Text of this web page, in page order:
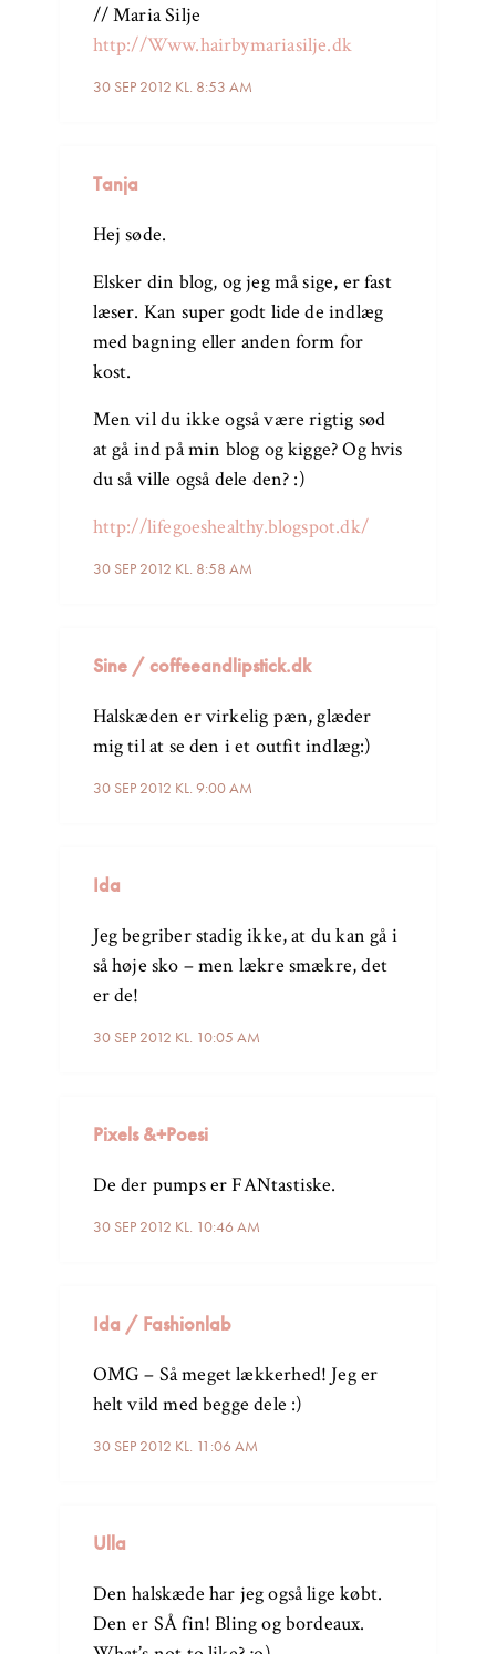
30 SEP 2012 KL. 8:53 AM
// Maria Silje
http://Www.hairbymariasilje.dk
Tanja
30 SEP 2012 KL. 8:58 AM
Hej søde.
Elsker din blog, og jeg må sige, er fast
læser. Kan super godt lide de indlæg
med bagning eller anden form for
kost.
Men vil du ikke også være rigtig sød
at gå ind på min blog og kigge? Og hvis
du så ville også dele den? :)
http://lifegoeshealthy.blogspot.dk/
Sine / coffeeandlipstick.dk
30 SEP 2012 KL. 9:00 AM
Halskæden er virkelig pæn, glæder
mig til at se den i et outfit indlæg:)
Ida
30 SEP 2012 KL. 10:05 AM
Jeg begriber stadig ikke, at du kan gå i
så høje sko – men lækre smækre, det
er de!
Pixels &+Poesi
30 SEP 2012 KL. 10:46 AM
De der pumps er FANtastiske.
Ida / Fashionlab
30 SEP 2012 KL. 11:06 AM
OMG – Så meget lækkerhed! Jeg er
helt vild med begge dele :)
Ulla
Den halskæde har jeg også lige købt.
Den er SÅ fin! Bling og bordeaux.